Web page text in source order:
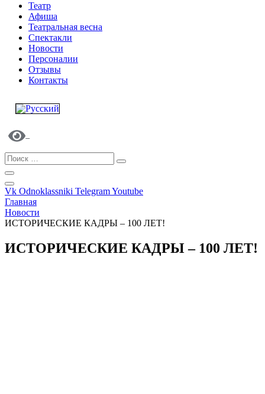
Театр
Афиша
Театральная весна
Спектакли
Новости
Персоналии
Отзывы
Контакты
Vk Odnoklassniki TelegramYoutube
Главная
Новости
ИСТОРИЧЕСКИЕ КАДРЫ – 100 ЛЕТ!
ИСТОРИЧЕСКИЕ КАДРЫ – 100 ЛЕТ!